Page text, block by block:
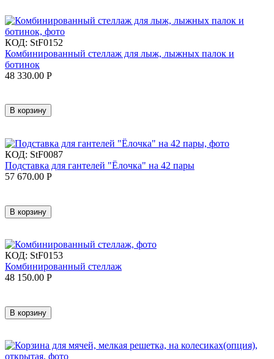
КОД: StF0152
Комбинированный стеллаж для лыж, лыжных палок и
ботинок
48 330.00 Р
В корзину
КОД: StF0087
Подставка для гантелей "Ёлочка" на 42 пары
57 670.00 Р
В корзину
КОД: StF0153
Комбинированный стеллаж
48 150.00 Р
В корзину